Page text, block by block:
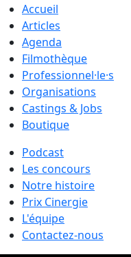
Accueil
Articles
Agenda
Filmothèque
Professionnel·le·s
Organisations
Castings & Jobs
Boutique
Podcast
Les concours
Notre histoire
Prix Cinergie
L'équipe
Contactez-nous